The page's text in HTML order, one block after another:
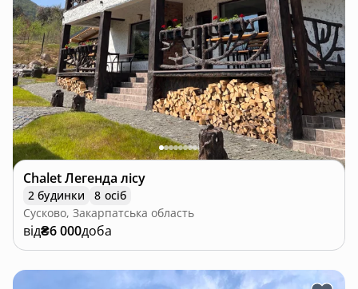
Chalet Легенда лісу
2 будинки
8 осіб
Сусково, Закарпатська область
від₴6 000доба